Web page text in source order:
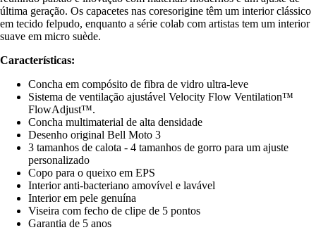
última geração. Os capacetes nas coresorigine têm um interior clássico
em tecido felpudo, enquanto a série colab com artistas tem um interior
suave em micro suède.
Características:
Concha em compósito de fibra de vidro ultra-leve
Sistema de ventilação ajustável Velocity Flow Ventilation™
FlowAdjust™.
Concha multimaterial de alta densidade
Desenho original Bell Moto 3
3 tamanhos de calota - 4 tamanhos de gorro para um ajuste
personalizado
Copo para o queixo em EPS
Interior anti-bacteriano amovível e lavável
Interior em pele genuína
Viseira com fecho de clipe de 5 pontos
Garantia de 5 anos